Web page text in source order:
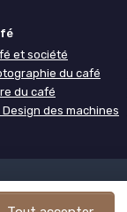
et société
du café
du café
des machines